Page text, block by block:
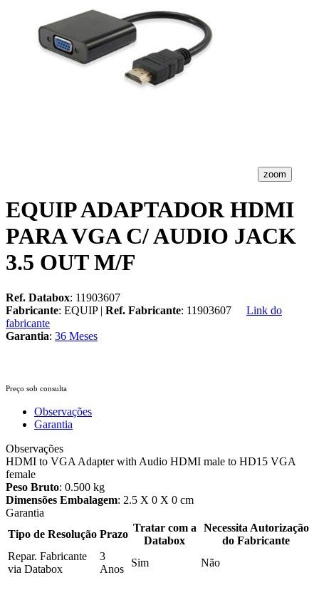
zoom
EQUIP ADAPTADOR HDMI
PARA VGA C/ AUDIO JACK
3.5 OUT M/F
Ref. Databox: 11903607
Fabricante: EQUIP | Ref. Fabricante: 11903607
Link do
fabricante
Garantia: 36 Meses
Preço sob consulta
Observações
Garantia
Observações
HDMI to VGA Adapter with Audio HDMI male to HD15 VGA
female
Peso Bruto: 0.500 kg
Dimensões Embalagem: 2.5 X 0 X 0 cm
Garantia
Tipo de Resolução Prazo
Tratar com a
Databox
Necessita Autorização
do Fabricante
Repar. Fabricante
via Databox
3
Anos
Sim Não